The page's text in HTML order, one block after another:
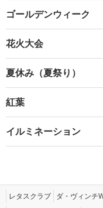
ゴールデンウィーク
花火大会
夏休み（夏祭り）
紅葉
イルミネーション
レタスクラブ ダ・ヴィンチ